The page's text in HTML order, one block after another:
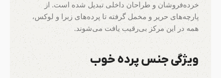
خرده‌فروشان و طراحان داخلی تبدیل شده است. از
پارچه‌های حریر و مخمل گرفته تا پرده‌های زبرا و لوکس،
همه در این مرکز بی‌رقیب یافت می‌شوند.
ویژگی جنس پرده خوب